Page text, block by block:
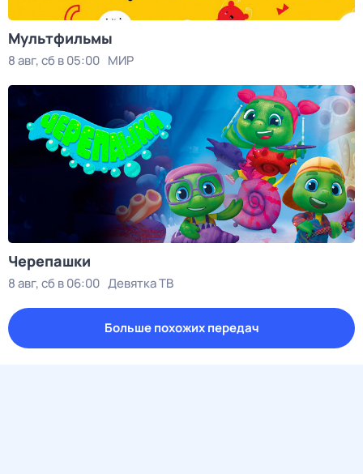
Мультфильмы
8 авг, сб в 05:00 МИР
Черепашки
8 авг, сб в 06:00 Девятка ТВ
Больше похожих передач